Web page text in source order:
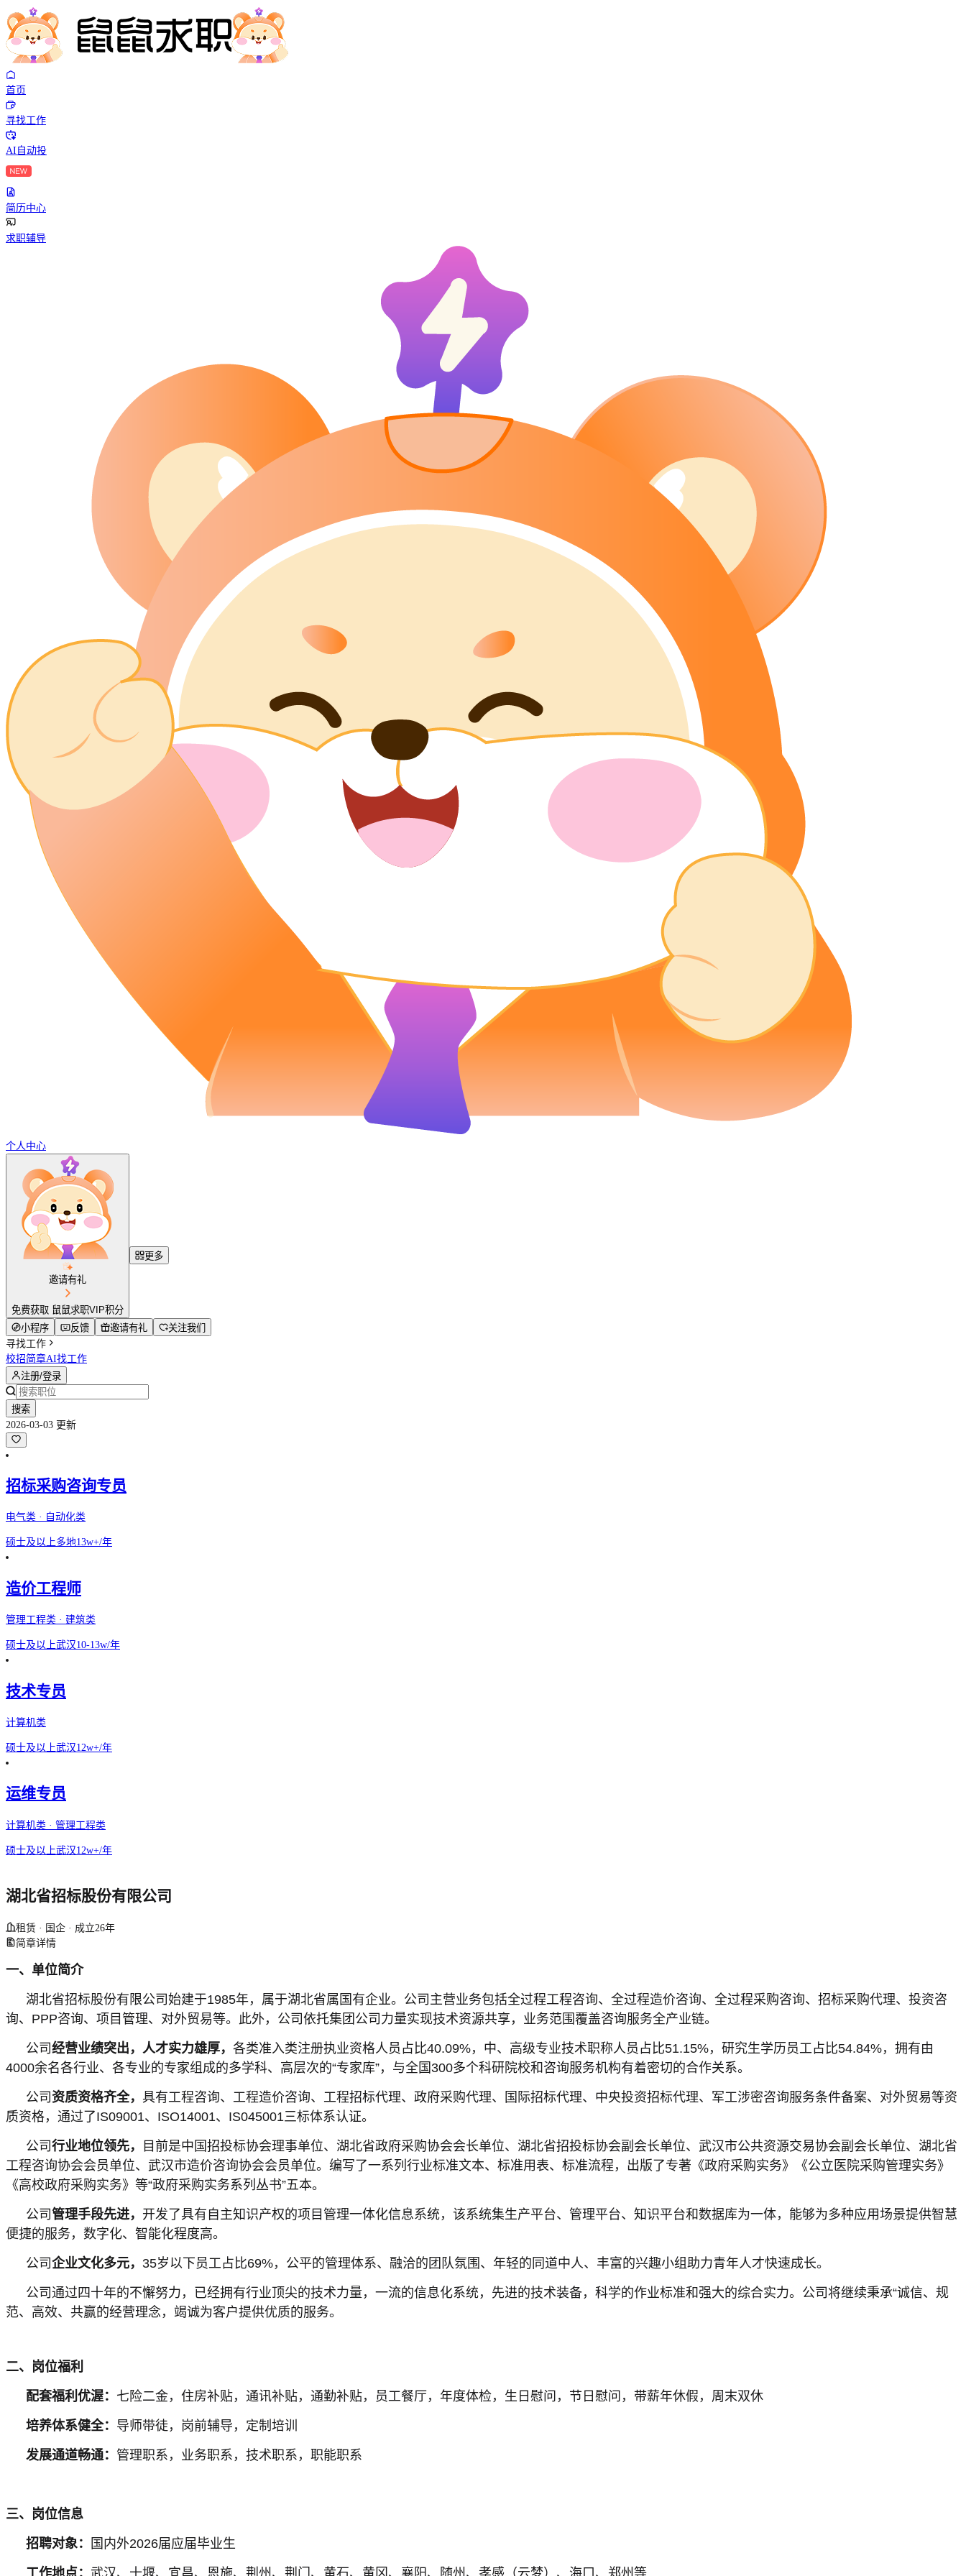
首页
寻找工作
AI自动投
简历中心
求职辅导
个人中心
邀请有礼
免费获取 鼠鼠求职VIP积分
更多
小程序 反馈 邀请有礼
关注我们
寻找工作
校招简章AI找工作
注册/登录
搜索
2026-03-03 更新
招标采购咨询专员
电气类 · 自动化类
硕士及以上多地13w+/年
造价工程师
管理工程类 · 建筑类
硕士及以上武汉10-13w/年
技术专员
计算机类
硕士及以上武汉12w+/年
运维专员
计算机类 · 管理工程类
硕士及以上武汉12w+/年
湖北省招标股份有限公司
租赁 · 国企 · 成立26年
简章详情
一、单位简介
湖北省招标股份有限公司始建于1985年，属于湖北省属国有企业。公司主营业务包括全过程工程咨询、全过程造价咨询、全过程采购咨询、招标采购代理、投资咨
询、PPP咨询、项目管理、对外贸易等。此外，公司依托集团公司力量实现技术资源共享，业务范围覆盖咨询服务全产业链。
公司经营业绩突出，人才实力雄厚， 各类准入类注册执业资格人员占比40.09%，中、高级专业技术职称人员占比51.15%，研究生学历员工占比54.84%，拥有由
4000余名各行业、各专业的专家组成的多学科、高层次的“专家库”，与全国300多个科研院校和咨询服务机构有着密切的合作关系。
公司 资质资格齐全， 具有工程咨询、工程造价咨询、工程招标代理、政府采购代理、国际招标代理、中央投资招标代理、军工涉密咨询服务条件备案、对外贸易等资
质资格，通过了IS09001、ISO14001、IS045001三标体系认证。
公司行业地位领先，
目前是中国招投标协会理事单位、湖北省政府采购协会会长单位、湖北省招投标协会副会长单位、武汉市公共资源交易协会副会长单位、湖北省
工程咨询协会会员单位、武汉市造价咨询协会会员单位。编写了一系列行业标准文本、标准用表、标准流程，出版了专著《政府采购实务》《公立医院采购管理实务》
《高校政府采购实务》等“政府采购实务系列丛书”五本。
公司管理手段先进， 开发了具有自主知识产权的项目管理一体化信息系统，该系统集生产平台、管理平台、知识平台和数据库为一体，能够为多种应用场景提供智慧
便捷的服务，数字化、智能化程度高。
公司企业文化多元， 35岁以下员工占比69%，公平的管理体系、融洽的团队氛围、年轻的同道中人、丰富的兴趣小组助力青年人才快速成长。
公司通过四十年的不懈努力，已经拥有行业顶尖的技术力量，一流的信息化系统，先进的技术装备，科学的作业标准和强大的综合实力。公司将继续秉承“诚信、规
范、高效、共赢的经营理念，竭诚为客户提供优质的服务。
二、岗位福利
配套福利优渥： 七险二金，住房补贴，通讯补贴，通勤补贴，员工餐厅，年度体检，生日慰问，节日慰问，带薪年休假，周末双休
培养体系健全： 导师带徒，岗前辅导，定制培训
发展通道畅通： 管理职系，业务职系，技术职系，职能职系
三、岗位信息
招聘对象： 国内外2026届应届毕业生
工作地点： 武汉、十堰、宜昌、恩施、荆州、荆门、黄石、黄冈、襄阳、随州、孝感（云梦）、海口、郑州等